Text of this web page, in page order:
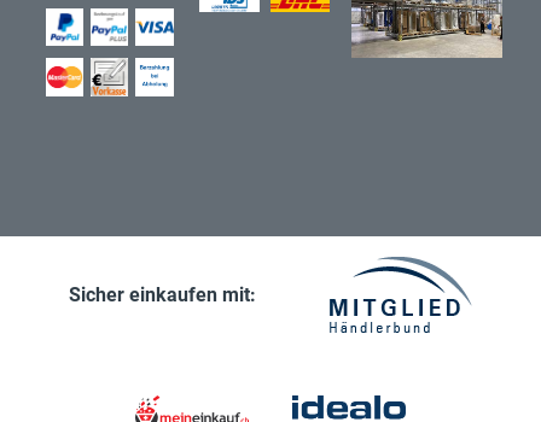
Sicher einkaufen mit: